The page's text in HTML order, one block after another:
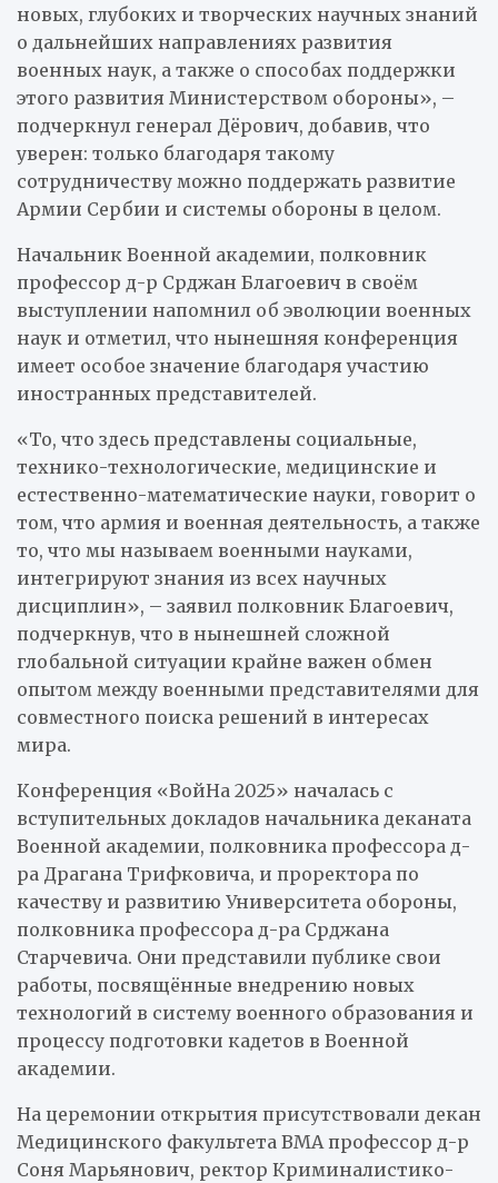
новых, глубоких и творческих научных знаний
о дальнейших направлениях развития
военных наук, а также о способах поддержки
этого развития Министерством обороны», –
подчеркнул генерал Дёрович, добавив, что
уверен: только благодаря такому
сотрудничеству можно поддержать развитие
Армии Сербии и системы обороны в целом.
Начальник Военной академии, полковник
профессор д-р Срджан Благоевич в своём
выступлении напомнил об эволюции военных
наук и отметил, что нынешняя конференция
имеет особое значение благодаря участию
иностранных представителей.
«То, что здесь представлены социальные,
технико-технологические, медицинские и
естественно-математические науки, говорит о
том, что армия и военная деятельность, а также
то, что мы называем военными науками,
интегрируют знания из всех научных
дисциплин», – заявил полковник Благоевич,
подчеркнув, что в нынешней сложной
глобальной ситуации крайне важен обмен
опытом между военными представителями для
совместного поиска решений в интересах
мира.
Конференция «ВойНа 2025» началась с
вступительных докладов начальника деканата
Военной академии, полковника профессора д-
ра Драгана Трифковича, и проректора по
качеству и развитию Университета обороны,
полковника профессора д-ра Срджана
Старчевича. Они представили публике свои
работы, посвящённые внедрению новых
технологий в систему военного образования и
процессу подготовки кадетов в Военной
академии.
На церемонии открытия присутствовали декан
Медицинского факультета ВМА профессор д-р
Соня Марьянович, ректор Криминалистико-